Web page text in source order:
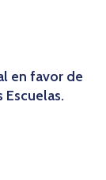
en favor de